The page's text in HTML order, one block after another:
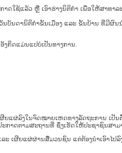
ດໃຊ້ແລ້ວ ຫຼື ເອົາຮ່າງນິຕິກໍາ ເພື່ອໃຫ້​ສາ​ທາ​ລ
ບັນ​ດານິ​ຕິ​ກຳ​ຂັ້ນ​ເມືອງ ແລະ ຂັ້ນ​ບ້ານ ​ທີ່​ມີ​ຜົນ​
ກິດແມ່ນແປບໍ່ເປັນທາງການ.
ຜ່ລົງໃນຈົດໝາຍເຫດທາງລັດຖະການ ເປັນ​ຕົ້
ດຕາມສະຖານທີ່ ຊຶ່ງເຮັດໃຫ້ປະຊາຊົນສາມາ
ເຜີຍແຜ່ຜ່ານສື່ມວນຊົນ ແຕ່ຕ້ອງນໍາເອົາໄ